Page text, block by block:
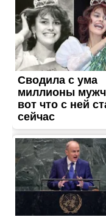
ЖИТТЯ
лікарні
Нікополь